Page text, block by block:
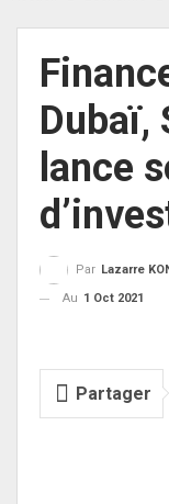
Dubaï,
lance
Par Lazarre
Au 1 Oct 2021
Partager